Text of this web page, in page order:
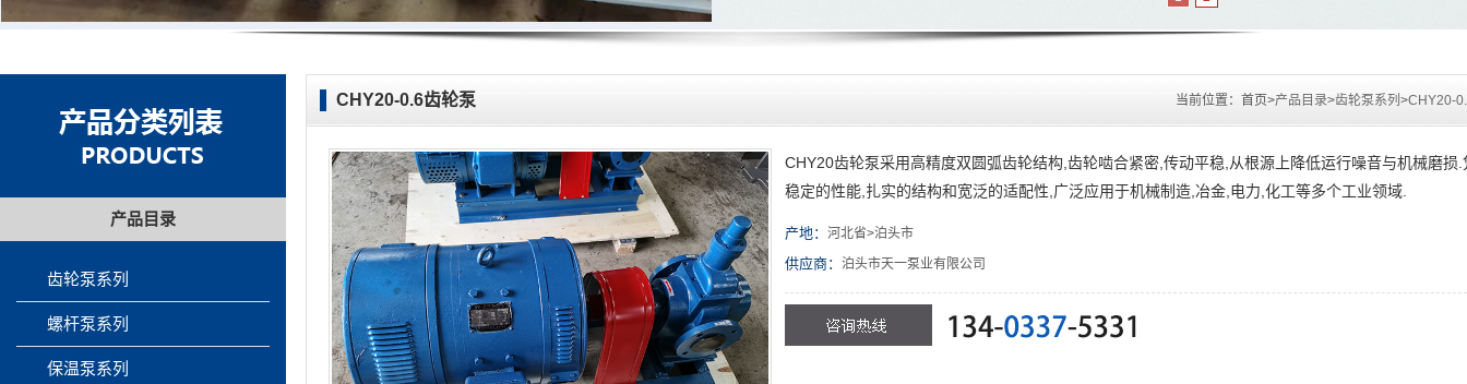
CHY20-0.6齿轮泵 当前位置： 首页>产品目录>齿轮泵系列 >CHY20-
CHY20齿轮泵采用高精度双圆弧齿轮结构,齿轮啮合紧密,传动平稳,从根源上降低运行噪音与机械磨损.
稳定的性能,扎实的结构和宽泛的适配性,广泛应用于机械制造,冶金,电力,化工等多个工业领域.
产地： 河北省>泊头市
供应商： 泊头市天一泵业有限公司
产品目录
齿轮泵系列
螺杆泵系列
保温泵系列